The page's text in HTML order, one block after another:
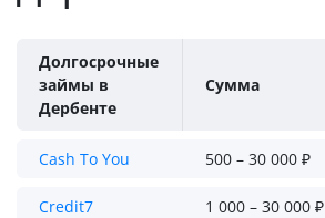
Долгосрочные
займы в
Дербенте
Сумма
Cash To You 500 – 30 000 ₽
Credit7 1 000 – 30 000 ₽